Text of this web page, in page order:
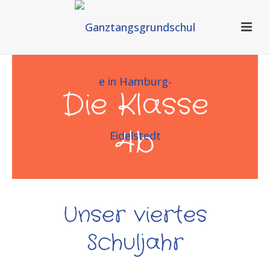
Die Klasse
4b
Unser viertes
Schuljahr